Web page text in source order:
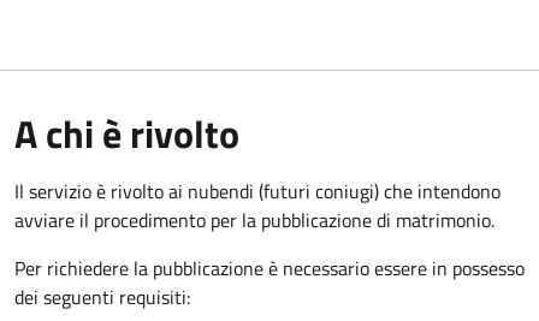
A chi è rivolto
Il servizio è rivolto ai nubendi (futuri coniugi) che intendono
avviare il procedimento per la pubblicazione di matrimonio.
Per richiedere la pubblicazione è necessario essere in possesso
dei seguenti requisiti: